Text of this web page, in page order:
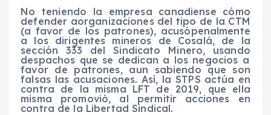
No teniendo la empresa canadiense cómo
defender aorganizacionesdel tipo de la CTM
(a favor de los patrones), acusópenalmente
a los dirigentes mineros de Cosalá, de la
sección 333 del Sindicato Minero, usando
despachos que se dedican a los negocios a
favorde patrones, aun sabiendo que son
falsas las acusaciones. Así, la STPS actúa en
contra de la misma LFT de 2019, que ella
misma promovió, al permitir acciones en
contra de la Libertad Sindical.